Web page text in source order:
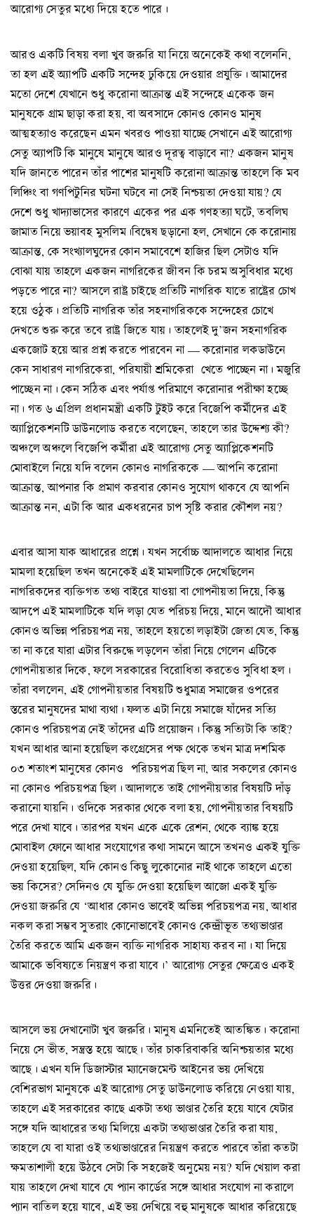
আরোগ্য সেতুর মধ্যে দিয়ে হতে পারে।
আরও একটি বিষয় বলা খুব জরুরি যা নিয়ে অনেকেই কথা বলেননি,
তা হল এই অ্যাপটি একটি সন্দেহ ঢুকিয়ে দেওয়ার প্রযুক্তি। আমাদের
মতো দেশে যেখানে শুধু করোনা আক্রান্ত এই সন্দেহে একেক জন
মানুষকে গ্রাম ছাড়া করা হয়, বা অবসাদে কোনও কোনও মানুষ
আত্মহত্যাও করেছেন এমন খবরও পাওয়া যাচ্ছে সেখানে এই আরোগ্য
সেতু অ্যাপটি কি মানুষে মানুষে আরও দূরত্ব বাড়াবে না? একজন মানুষ
যদি জানতে পারেন তাঁর পাশের মানুষটি করোনা আক্রান্ত তাহলে কি মব
লিঞ্চিং বা গণপিটুনির ঘটনা ঘটবে না সেই নিশ্চয়তা দেওয়া যায়? যে
দেশে শুধু খাদ্যাভাসের কারণে একের পর এক গণহত্যা ঘটে, তবলিঘ
জামাত নিয়ে ভয়াবহ মুসলিম।বিদ্বেষ ছড়ানো হল, সেখানে কে করোনায়
আক্রান্ত, কে সংখ্যালঘুদের কোন সমাবেশে হাজির ছিল সেটাও যদি
বোঝা যায় তাহলে একজন নাগরিকের জীবন কি চরম অসুবিধার মধ্যে
পড়তে পারে না? আসলে রাষ্ট্র চাইছে প্রতিটি নাগরিক যাতে রাষ্ট্রের চোখ
হয়ে ওঠুক। প্রতিটি নাগরিক তাঁর সহনাগরিককে সন্দেহের চোখে
দেখতে শুরু করে তবে রাষ্ট্র জিতে যায়। তাহলেই দু’জন সহনাগরিক
একজোট হয়ে আর প্রশ্ন করতে পারবেন না — করোনার লকডাউনে
কেন সাধারণ নাগরিকেরা, পরিযায়ী শ্রমিকেরা খেতে পাচ্ছেন না। মজুরি
পাচ্ছেন না। কেন সঠিক এবং পর্যাপ্ত পরিমাণে করোনার পরীক্ষা হচ্ছে
না। গত ৬ এপ্রিল প্রধানমন্ত্রী একটি টুইট করে বিজেপি কর্মীদের এই
অ্যাপ্লিকেশনটি ডাউনলোড করতে বলেছেন, তাহলে তার উদ্দেশ্য কী?
অঞ্চলে অঞ্চলে বিজেপি কর্মীরা এই আরোগ্য সেতু অ্যাপ্লিকেশনটি
মোবাইলে নিয়ে যদি বলেন কোনও নাগরিককে — আপনি করোনা
আক্রান্ত, আপনার কি প্রমাণ করবার কোনও সুযোগ থাকবে যে আপনি
আক্রান্ত নন, এটা কি আর একধরনের চাপ সৃষ্টি করার কৌশল নয়?
এবার আসা যাক আধারের প্রশ্নে। যখন সর্বোচ্চ আদালতে আধার নিয়ে
মামলা হয়েছিল তখন অনেকেই এই মামলাটিকে দেখেছিলেন
নাগরিকদের ব্যক্তিগত তথ্য বাইরে যাওয়া বা গোপনীয়তা দিয়ে, কিন্তু
আদপে এই মামলাটিকে যদি লড়া যেত পরিচয় দিয়ে, মানে আদৌ আধার
কোনও অভিন্ন পরিচয়পত্র নয়, তাহলে হয়তো লড়াইটা জেতা যেত, কিন্তু
তা না করে যারা এটার বিরুদ্ধে লড়লেন তাঁরা নিয়ে গেলেন এটিকে
গোপনীয়তার দিকে, ফলে সরকারের বিরোধিতা করতেও সুবিধা হল।
তাঁরা বললেন, এই গোপনীয়তার বিষয়টি শুধুমাত্র সমাজের ওপরের
স্তরের মানুষদের মাথা ব্যথা। ফলত এটা নিয়ে সমাজে যাঁদের সত্যি
কোনও পরিচয়পত্র নেই তাঁদের এটি প্রয়োজন। কিন্তু সত্যিটা কি তাই?
যখন আধার আনা হয়েছিল কংগ্রেসের পক্ষ থেকে তখন মাত্র দশমিক
০৩ শতাংশ মানুষের কোনও পরিচয়পত্র ছিল না, আর সকলের কোনও
না কোনও পরিচয়পত্র ছিল। আদালতে তাই গোপনীয়তার বিষয়টি দাঁড়
করানো যায়নি। ওদিকে সরকার থেকে বলা হয়, গোপনীয়তার বিষয়টি
পরে দেখা যাবে। তারপর যখন একে একে রেশন, থেকে ব্যাঙ্ক হয়ে
মোবাইল ফোনে আধার সংযোগের কথা সামনে আসে তখনও একই যুক্তি
দেওয়া হয়েছিল, যদি কোনও কিছু লুকোনোর নাই থাকে তাহলে এতো
ভয় কিসের? সেদিনও যে যুক্তি দেওয়া হয়েছিল আজো একই যুক্তি
দেওয়া জরুরি যে ‘আধার কোনও ভাবেই অভিন্ন পরিচয়পত্র নয়, আধার
নকল করা সম্ভব সুতরাং কোনোভাবেই কোনও কেন্দ্রীভূত তথ্যভাণ্ডার
তৈরি করতে আমি একজন ব্যক্তি নাগরিক সাহায্য করব না। যা দিয়ে
আমাকে ভবিষ্যতে নিয়ন্ত্রণ করা যাবে।’ আরোগ্য সেতুর ক্ষেত্রেও একই
উত্তর দেওয়া জরুরি।
আসলে ভয় দেখানোটা খুব জরুরি। মানুষ এমনিতেই আতঙ্কিত। করোনা
নিয়ে সে ভীত, সন্ত্রস্ত হয়ে আছে। তাঁর চাকরিবাকরি অনিশ্চয়তার মধ্যে
আছে। এখন যদি ডিজাস্টার ম্যানেজমেন্ট আইনের ভয় দেখিয়ে
বেশিরভাগ মানুষকে এই আরোগ্য সেতু ডাউনলোড করিয়ে নেওয়া যায়,
তাহলে এই সরকারের কাছে একটা তথ্য ভাণ্ডার তৈরি হয়ে যাবে যেটার
সঙ্গে যদি আধারের তথ্য মিলিয়ে একটা তথ্যভাণ্ডার তৈরি করা যায়,
তাহলে যে বা যারা ওই তথ্যভাণ্ডারের নিয়ন্ত্রণ করতে পারবে তাঁরা কতটা
ক্ষমতাশালী হয়ে উঠবে সেটা কি সহজেই অনুমেয় নয়? যদি খেয়াল করা
যায় তাহলে দেখা যাবে যে প্যান কার্ডের সঙ্গে আধার সংযোগ না করালে
প্যান বাতিল হয়ে যাবে, এই ভয় দেখিয়ে বহু মানুষকে আধার করিয়েছে